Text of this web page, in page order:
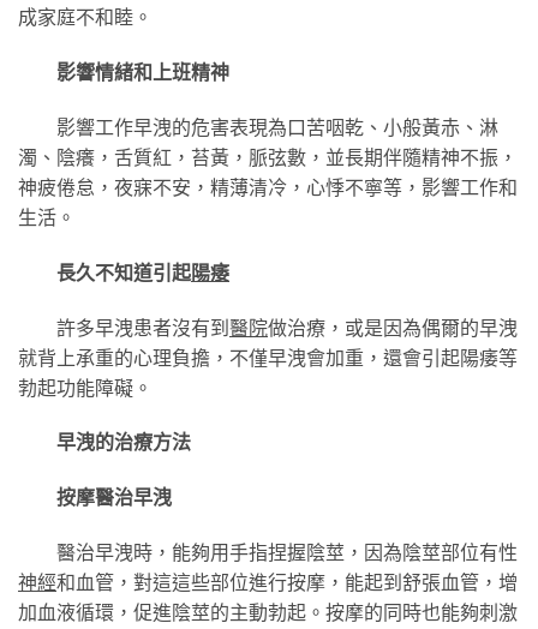
成家庭不和睦。
影響情緒和上班精神
影響工作早洩的危害表現為口苦咽乾、小般黃赤、淋
濁、陰癢，舌質紅，苔黃，脈弦數，並長期伴隨精神不振，
神疲倦怠，夜寐不安，精薄清冷，心悸不寧等，影響工作和
生活。
長久不知道引起陽痿
許多早洩患者沒有到醫院做治療，或是因為偶爾的早洩
就背上承重的心理負擔，不僅早洩會加重，還會引起陽痿等
勃起功能障礙。
早洩的治療方法
按摩醫治早洩
醫治早洩時，能夠用手指捏握陰莖，因為陰莖部位有性
神經和血管，對這這些部位進行按摩，能起到舒張血管，增
加血液循環，促進陰莖的主動勃起。按摩的同時也能夠刺激